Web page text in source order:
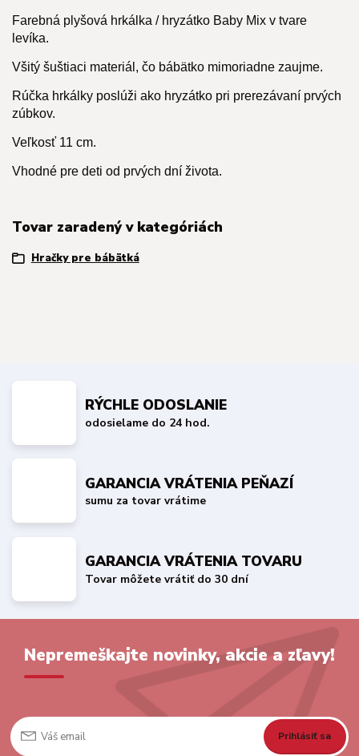
Farebná plyšová hrkálka / hryzátko Baby Mix v tvare
levíka.
Všitý šuštiaci materiál, čo bábätko mimoriadne zaujme.
Rúčka hrkálky poslúži ako hryzátko pri prerezávaní prvých
zúbkov.
Veľkosť 11 cm.
Vhodné pre deti od prvých dní života.
Tovar zaradený v kategóriách
Hračky pre bábätká
RÝCHLE ODOSLANIE
odosielame do 24 hod.
GARANCIA VRÁTENIA PEŇAZÍ
sumu za tovar vrátime
GARANCIA VRÁTENIA TOVARU
Tovar môžete vrátiť do 30 dní
Nepremeškajte novinky, akcie a zľavy!
Prihlásiť sa